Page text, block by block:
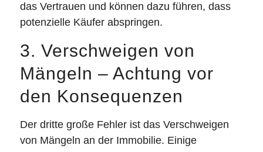
das Vertrauen und können dazu führen, dass
potenzielle Käufer abspringen.
3. Verschweigen von
Mängeln – Achtung vor
den Konsequenzen
Der dritte große Fehler ist das Verschweigen
von Mängeln an der Immobilie. Einige